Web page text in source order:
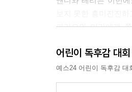
파라오와 미라에게
‘나무 집’만의 엉뚱 발
어린이 독후감 대
예스24 어린이 독후감 대